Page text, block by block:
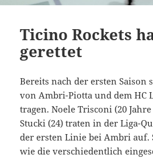
Ticino Rockets
gerettet
Bereits nach der ersten Saison
von Ambri-Piotta und dem HC
tragen. Noele Trisconi (20
Stucki (24) traten in der Liga-
der ersten Linie bei Ambri auf.
wie die verschiedentlich